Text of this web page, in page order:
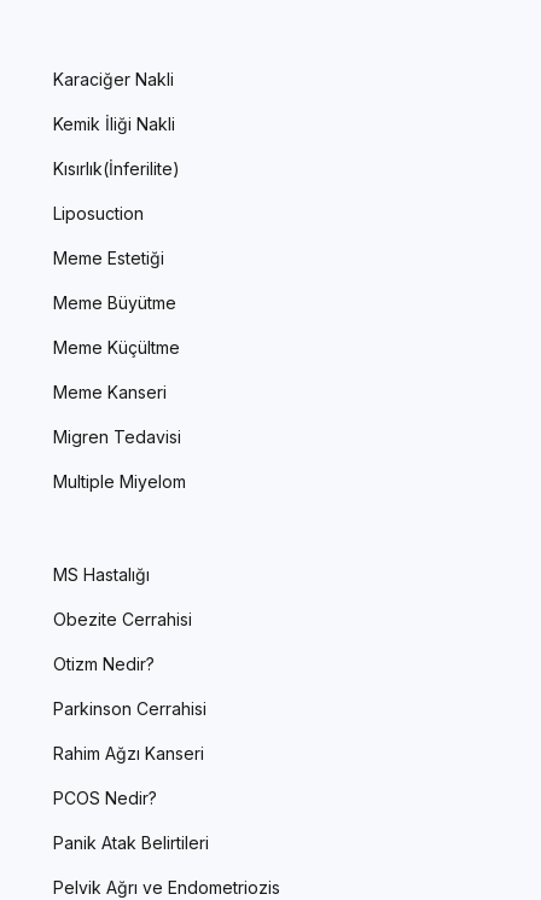
Karaciğer Nakli
Kemik İliği Nakli
Kısırlık(İnferilite)
Liposuction
Meme Estetiği
Meme Büyütme
Meme Küçültme
Meme Kanseri
Migren Tedavisi
Multiple Miyelom
MS Hastalığı
Obezite Cerrahisi
Otizm Nedir?
Parkinson Cerrahisi
Rahim Ağzı Kanseri
PCOS Nedir?
Panik Atak Belirtileri
Pelvik Ağrı ve Endometriozis